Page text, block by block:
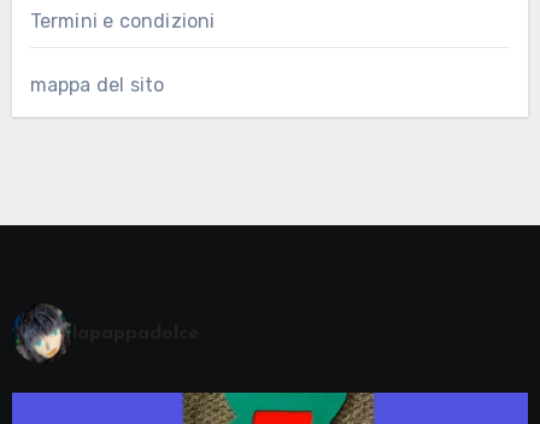
Termini e condizioni
mappa del sito